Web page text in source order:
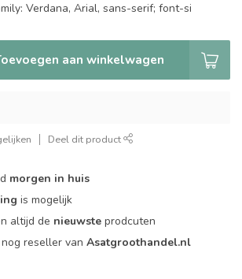
Verdana, Arial, sans-serif; font-si
aan winkelwagen
Deel dit product
morgen in huis
is mogelijk
altijd de nieuwste prodcuten
reseller van Asatgroothandel.nl